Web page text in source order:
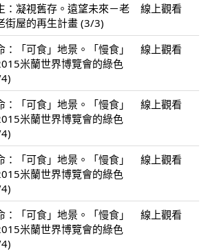
：凝視舊存。遠望未來－老
街屋的再生計畫 (3/3)
線上觀看
：「可食」地景。「慢食」
米蘭世界博覽會的綠色
線上觀看
：「可食」地景。「慢食」
米蘭世界博覽會的綠色
線上觀看
：「可食」地景。「慢食」
米蘭世界博覽會的綠色
線上觀看
：「可食」地景。「慢食」
米蘭世界博覽會的綠色
線上觀看